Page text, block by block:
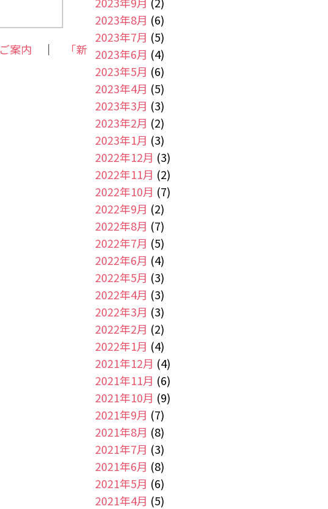
案内 ｜
「新
2023年8月 (6)
2023年7月 (5)
2023年6月 (4)
2023年5月 (6)
2023年4月 (5)
2023年3月 (3)
2023年2月 (2)
2023年1月 (3)
2022年12月 (3)
2022年11月 (2)
2022年10月 (7)
2022年9月 (2)
2022年8月 (7)
2022年7月 (5)
2022年6月 (4)
2022年5月 (3)
2022年4月 (3)
2022年3月 (3)
2022年2月 (2)
2022年1月 (4)
2021年12月 (4)
2021年11月 (6)
2021年10月 (9)
2021年9月 (7)
2021年8月 (8)
2021年7月 (3)
2021年6月 (8)
2021年5月 (6)
2021年4月 (5)